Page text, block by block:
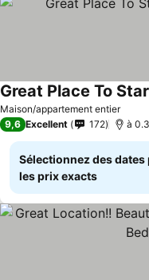
Maison/appartement entier
Great Place To
9,6 Excellent 172 à
Sélectionnez des
les prix exacts